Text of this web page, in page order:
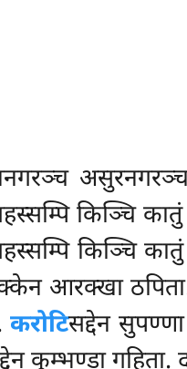
किञ्चि
किञ्चि
आरक्खा
करोटिसद्देन
कुम्भण्डा